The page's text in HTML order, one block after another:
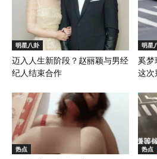
明星八卦
迈入人生新阶段？赵丽颖与男经
纪人结束合作
明星
奚梦
这次
热点 热点